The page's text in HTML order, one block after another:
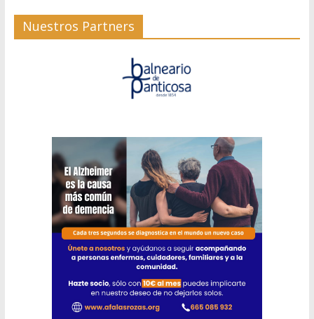
Nuestros Partners